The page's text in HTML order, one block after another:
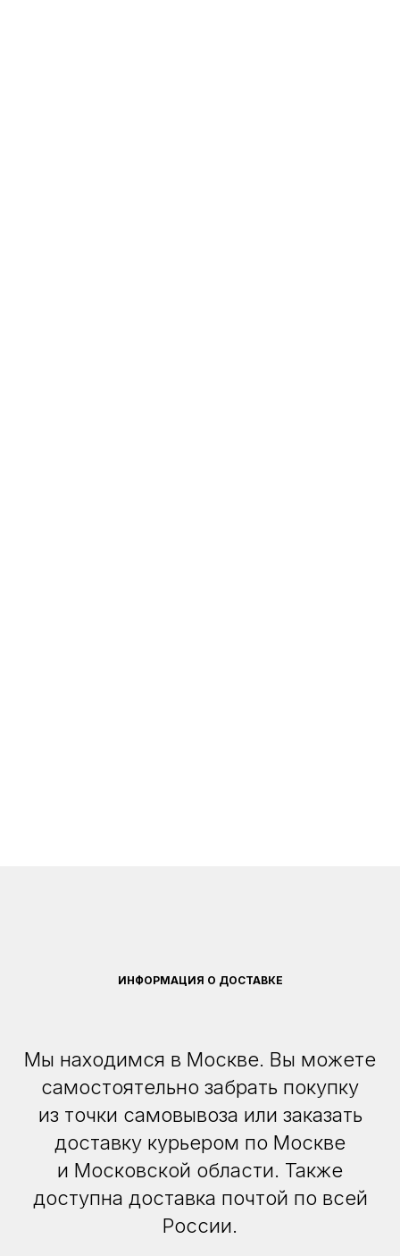
ИНФОРМАЦИЯ О ДОСТАВКЕ
Мы находимся в Москве. Вы можете
самостоятельно забрать покупку
из точки самовывоза или заказать
доставку курьером по Москве
и Московской области. Также
доступна доставка почтой по всей
России.